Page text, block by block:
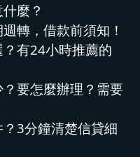
麼？
轉，借款前須知！
有24小時推薦的
要怎麼辦理？需要
3分鐘清楚信貸細